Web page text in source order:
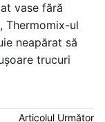
vase fără
Thermomix-ul
neapărat să
trucuri
Articolul Următor